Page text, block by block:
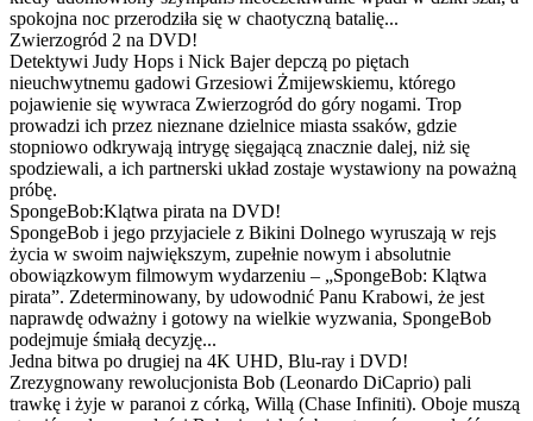
spokojna noc przerodziła się w chaotyczną batalię...
Zwierzogród 2 na DVD!
Detektywi Judy Hops i Nick Bajer depczą po piętach
nieuchwytnemu gadowi Grzesiowi Żmijewskiemu, którego
pojawienie się wywraca Zwierzogród do góry nogami. Trop
prowadzi ich przez nieznane dzielnice miasta ssaków, gdzie
stopniowo odkrywają intrygę sięgającą znacznie dalej, niż się
spodziewali, a ich partnerski układ zostaje wystawiony na poważną
próbę.
SpongeBob:Klątwa pirata na DVD!
SpongeBob i jego przyjaciele z Bikini Dolnego wyruszają w rejs
życia w swoim największym, zupełnie nowym i absolutnie
obowiązkowym filmowym wydarzeniu – „SpongeBob: Klątwa
pirata”. Zdeterminowany, by udowodnić Panu Krabowi, że jest
naprawdę odważny i gotowy na wielkie wyzwania, SpongeBob
podejmuje śmiałą decyzję...
Jedna bitwa po drugiej na 4K UHD, Blu-ray i DVD!
Zrezygnowany rewolucjonista Bob (Leonardo DiCaprio) pali
trawkę i żyje w paranoi z córką, Willą (Chase Infiniti). Oboje muszą